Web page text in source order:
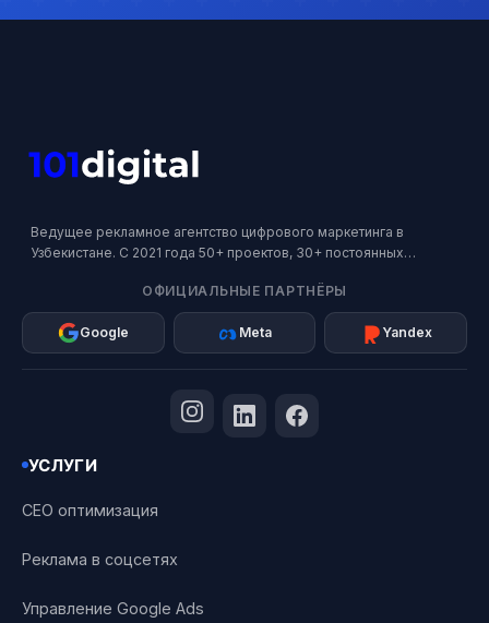
Ведущее рекламное агентство цифрового маркетинга в
Узбекистане. С 2021 года 50+ проектов, 30+ постоянных
ОФИЦИАЛЬНЫЕ ПАРТНЁРЫ
Google Meta Yandex
УСЛУГИ
СЕО оптимизация
Реклама в соцсетях
Управление Google Ads